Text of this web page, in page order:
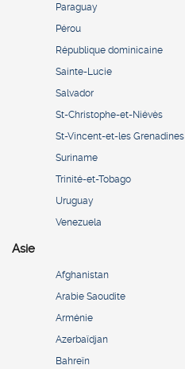
Paraguay
Pérou
République dominicaine
Sainte-Lucie
Salvador
St-Christophe-et-Niévès
St-Vincent-et-les Grenadines
Suriname
Trinité-et-Tobago
Uruguay
Venezuela
Asie
Afghanistan
Arabie Saoudite
Arménie
Azerbaïdjan
Bahreïn